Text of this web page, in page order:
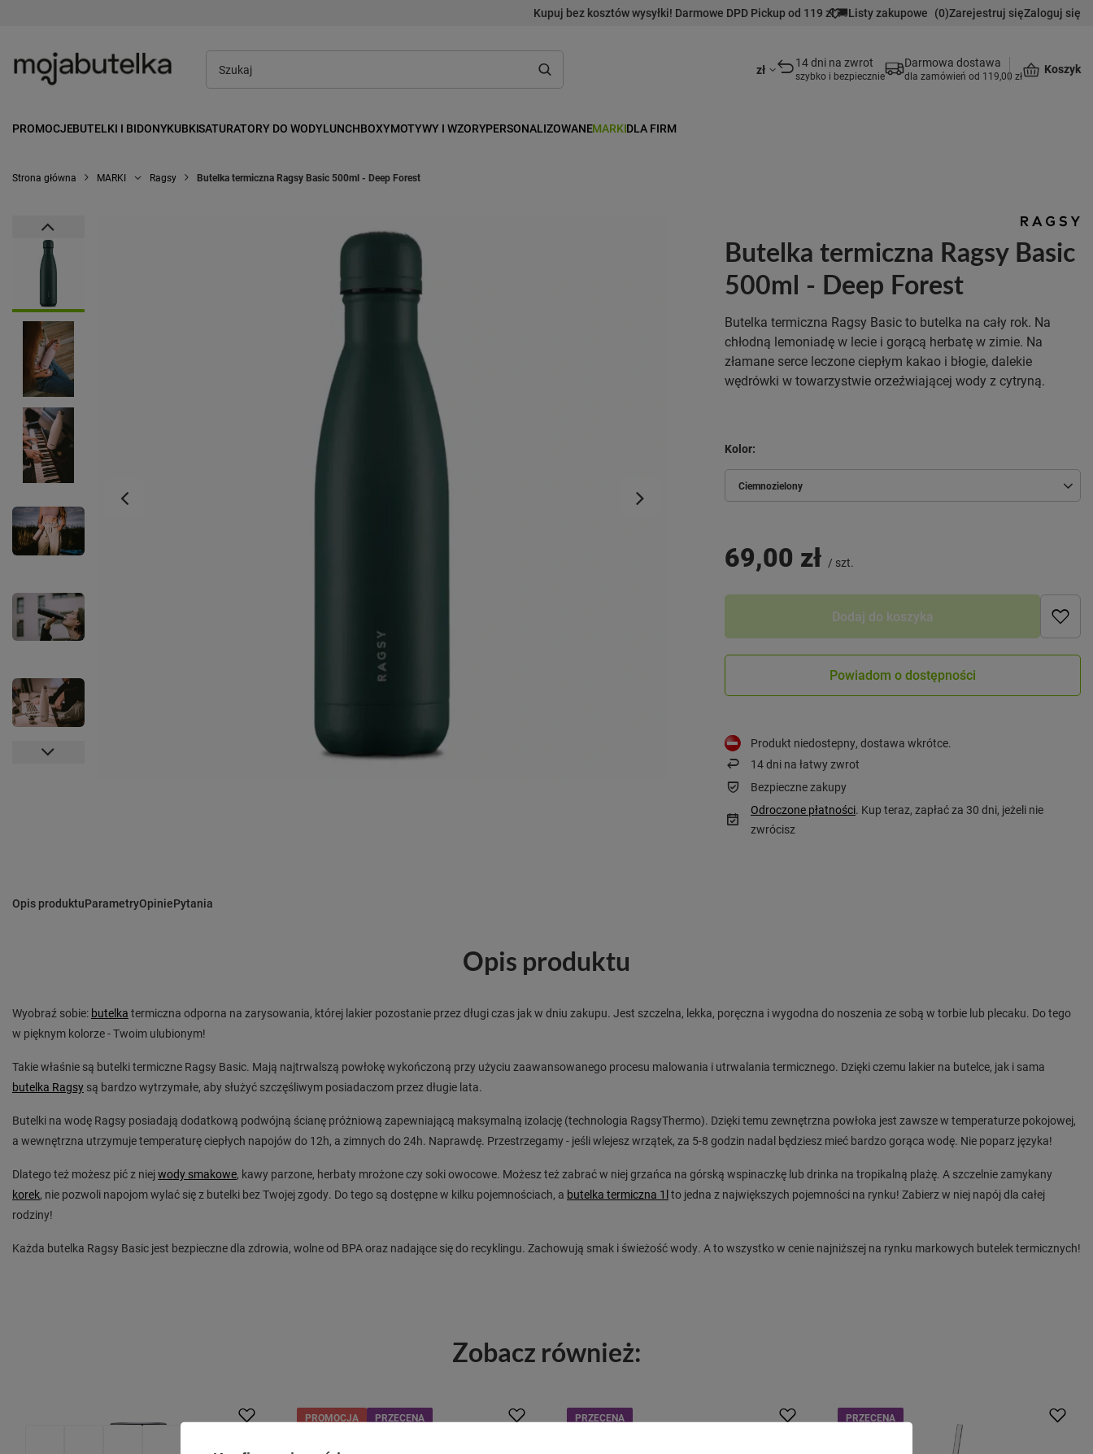
Kupuj bez kosztów wysyłki! Darmowe DPD Pickup od 119 zł 🚚Listy zakupowe (0)Zarejestruj sięZaloguj się
zł 14 dni na zwrot
szybko i bezpiecznie
Darmowa dostawa
dla zamówień od 119,00 zł Koszyk
PROMOCJEBUTELKI I BIDONYKUBKISATURATORY DO WODYLUNCHBOXYMOTYWY I WZORYPERSONALIZOWANEMARKIDLA FIRM
Strona główna MARKI Ragsy Butelka termiczna Ragsy Basic 500ml - Deep Forest
Butelka termiczna Ragsy Basic
500ml - Deep Forest
Butelka termiczna Ragsy Basic to butelka na cały rok. Na
chłodną lemoniadę w lecie i gorącą herbatę w zimie. Na
złamane serce leczone ciepłym kakao i błogie, dalekie
wędrówki w towarzystwie orzeźwiającej wody z cytryną.
Kolor
Ciemnozielony
69,00 zł / szt.
Dodaj do koszyka
Powiadom o dostępności
Produkt niedostepny, dostawa wkrótce
14dni na łatwy zwrot
Bezpieczne zakupy
Odroczone płatności. Kup teraz, zapłać za 30 dni, jeżeli nie
zwrócisz
Opis produktuParametryOpiniePytania
Opis produktu
Wyobraź sobie: butelka termiczna odporna na zarysowania, której lakier pozostanie przez długi czas jak w dniu zakupu. Jest szczelna, lekka, poręczna i wygodna do noszenia ze sobą w torbie lub plecaku. Do tego
w pięknym kolorze - Twoim ulubionym!
Takie właśnie są butelki termiczne Ragsy Basic. Mają najtrwalszą powłokę wykończoną przy użyciu zaawansowanego procesu malowania i utrwalania termicznego. Dzięki czemu lakier na butelce, jak i sama
butelka Ragsy są bardzo wytrzymałe, aby służyć szczęśliwym posiadaczom przez długie lata.
Butelki na wodę Ragsy posiadają dodatkową podwójną ścianę próżniową zapewniającą maksymalną izolację (technologia RagsyThermo). Dzięki temu zewnętrzna powłoka jest zawsze w temperaturze pokojowej,
a wewnętrzna utrzymuje temperaturę ciepłych napojów do 12h, a zimnych do 24h. Naprawdę. Przestrzegamy - jeśli wlejesz wrzątek, za 5-8 godzin nadal będziesz mieć bardzo gorąca wodę. Nie poparz języka!
Dlatego też możesz pić z niejwody smakowe, kawy parzone, herbaty mrożone czy soki owocowe. Możesz też zabrać w niej grzańca na górską wspinaczkę lub drinka na tropikalną plażę. A szczelnie zamykany
korek, nie pozwoli napojom wylać się z butelki bez Twojej zgody. Do tego są dostępne w kilku pojemnościach, a butelka termiczna 1lto jedna z największych pojemności na rynku! Zabierz w niej napój dla całej
rodziny!
Każda butelka Ragsy Basic jest bezpieczne dla zdrowia, wolne od BPA oraz nadające się do recyklingu. Zachowują smak i świeżość wody. A to wszystko w cenie najniższej na rynku markowych butelek termicznych!
Zobacz również:
PROMOCJA PRZECENA PRZECENA PRZECENA